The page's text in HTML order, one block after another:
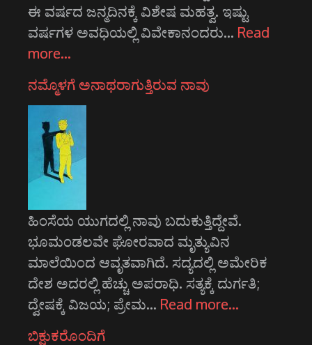
ಈ ವರ್ಷದ ಜನ್ಮದಿನಕ್ಕೆ ವಿಶೇಷ ಮಹತ್ವ. ಇಷ್ಟು
ವರ್ಷಗಳ ಅವಧಿಯಲ್ಲಿ ವಿವೇಕಾನಂದರು… Read
more…
ನಮ್ಮೊಳಗೆ ಅನಾಥರಾಗುತ್ತಿರುವ ನಾವು
ಹಿಂಸೆಯ ಯುಗದಲ್ಲಿ ನಾವು ಬದುಕುತ್ತಿದ್ದೇವೆ.
ಭೂಮಂಡಲವೇ ಘೋರವಾದ ಮೃತ್ಯುವಿನ
ಮಾಲೆಯಿಂದ ಆವೃತವಾಗಿದೆ. ಸದ್ಯದಲ್ಲಿ ಅಮೇರಿಕ
ದೇಶ ಅದರಲ್ಲಿ ಹೆಚ್ಚು ಅಪರಾಧಿ. ಸತ್ಯಕ್ಕೆ ದುರ್ಗತಿ;
ದ್ವೇಷಕ್ಕೆ ವಿಜಯ; ಪ್ರೇಮ… Read more…
ಬಿಕ್ಷುಕರೊಂದಿಗೆ